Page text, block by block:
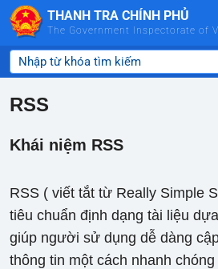
Skip to Main Content
THANH TRA CHÍNH PHỦ
The Government Inspectorate of
RSS
Khái niệm RSS
RSS ( viết tắt từ Really Simple
tiêu chuẩn định dạng tài liệu
giúp người sử dụng dễ dàng
thông tin một cách nhanh